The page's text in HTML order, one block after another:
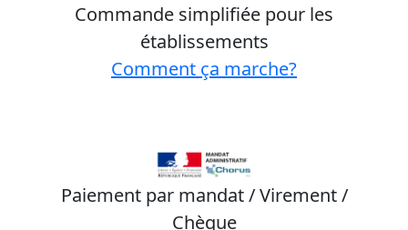
Commande simplifiée pour les
établissements
Comment ça marche?
Paiement par mandat / Virement /
Chèque